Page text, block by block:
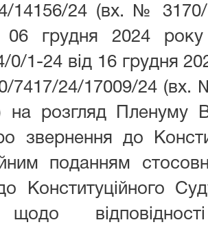
14156/24 (вх. №
06 грудня 2024
1-24 від 16 грудня
7417/24/17009/24 (вх.
на розгляд Пленуму
звернення до
поданням
Конституційного